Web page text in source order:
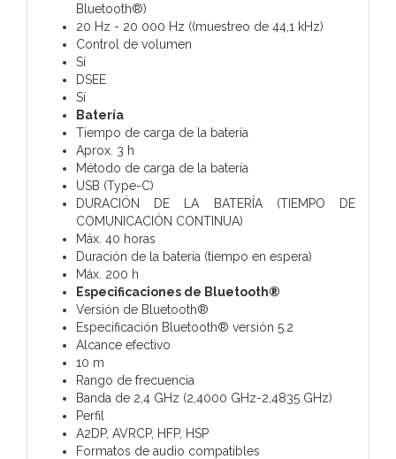
Bluetooth®)
20 Hz - 20 000 Hz ((muestreo de 44,1 kHz)
Control de volumen
Sí
DSEE
Sí
Batería
Tiempo de carga de la batería
Aprox. 3 h
Método de carga de la batería
USB (Type-C)
DURACIÓN DE LA BATERÍA (TIEMPO DE
COMUNICACIÓN CONTINUA)
Máx. 40 horas
Duración de la batería (tiempo en espera)
Máx. 200 h
Especificaciones de Bluetooth®
Versión de Bluetooth®
Especificación Bluetooth® versión 5.2
Alcance efectivo
10 m
Rango de frecuencia
Banda de 2,4 GHz (2,4000 GHz-2,4835 GHz)
Perfil
A2DP, AVRCP, HFP, HSP
Formatos de audio compatibles